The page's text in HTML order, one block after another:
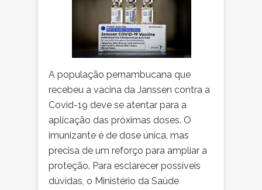
A população pernambucana que
recebeu a vacina da Janssen contra a
Covid-19 deve se atentar para a
aplicação das próximas doses. O
imunizante é de dose única, mas
precisa de um reforço para ampliar a
proteção. Para esclarecer possíveis
dúvidas, o Ministério da Saúde